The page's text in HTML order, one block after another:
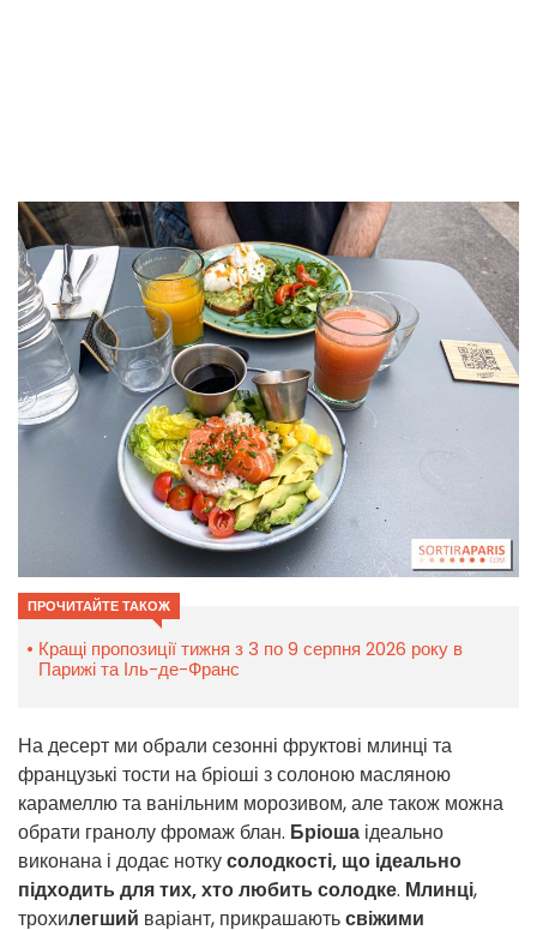
ПРОЧИТАЙТЕ ТАКОЖ
Кращі пропозиції тижня з 3 по 9 серпня 2026 року в
Парижі та Іль-де-Франс
На десерт ми обрали сезонні фруктові млинці та
французькі тости на бріоші з солоною масляною
карамеллю та ванільним морозивом, але також можна
обрати гранолу фромаж блан. Бріоша ідеально
виконана і додає ноткусолодкості, що ідеально
підходить для тих, хто любить солодке. Млинці,
трохилегший варіант, прикрашаютьсвіжими